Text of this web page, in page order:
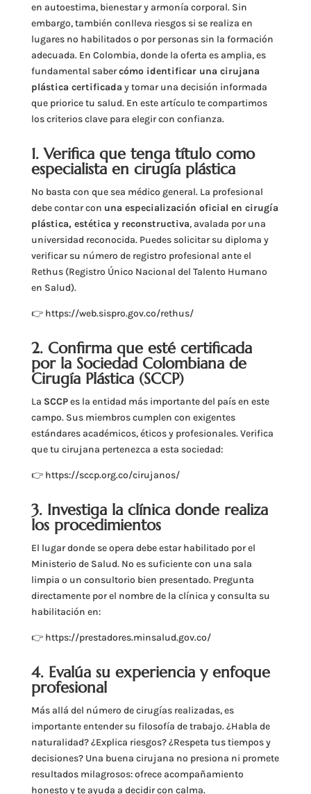
en autoestima, bienestar y armonía corporal. Sin
embargo, también conlleva riesgos si se realiza en
lugares no habilitados o por personas sin la formación
adecuada. En Colombia, donde la oferta es amplia, es
fundamental sabercómo identificar una cirujana
plástica certificada y tomar una decisión informada
que priorice tu salud. En este artículo te compartimos
los criterios clave para elegir con confianza.
1. Verifica que tenga título como
especialista en cirugía plástica
No basta con que sea médico general. La profesional
debe contar con una especialización oficial en cirugía
plástica, estética y reconstructiva, avalada por una
universidad reconocida. Puedes solicitar su diploma y
verificar su número de registro profesional ante el
Rethus (Registro Único Nacional del Talento Humano
en Salud).
👉 https://web.sispro.gov.co/rethus/
2. Confirma que esté certificada
por la Sociedad Colombiana de
Cirugía Plástica (SCCP)
La SCCPes la entidad más importante del país en este
campo. Sus miembros cumplen con exigentes
estándares académicos, éticos y profesionales. Verifica
que tu cirujana pertenezca a esta sociedad:
👉 https://sccp.org.co/cirujanos/
3. Investiga la clínica donde realiza
los procedimientos
El lugar donde se opera debe estar habilitado por el
Ministerio de Salud. No es suficiente con una sala
limpia o un consultorio bien presentado. Pregunta
directamente por el nombre de la clínica y consulta su
habilitación en:
👉 https://prestadores.minsalud.gov.co/
4. Evalúa su experiencia y enfoque
profesional
Más allá del número de cirugías realizadas, es
importante entender su filosofía de trabajo. ¿Habla de
naturalidad? ¿Explica riesgos? ¿Respeta tus tiempos y
decisiones? Una buena cirujana no presiona ni promete
resultados milagrosos: ofrece acompañamiento
honesto y te ayuda a decidir con calma.